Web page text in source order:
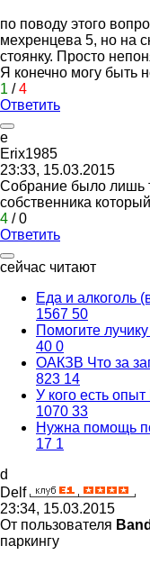
по поводу этого
мехренцева 5, но на
стоянку. Просто
Я конечно могу быть
1 /4
Ответить
e
Erix1985
23:33, 15.03.2015
Собрание было лишь
собственника
4 /0
Ответить
сейчас читают
Еда и алкоголь
1567 50
Помогите
40 0
ОАКЗВ Что за
823 14
У кого есть
1070 33
Нужна помощь
17 1
d
Dе lf
23:34, 15.03.2015
От пользователя
паркингу